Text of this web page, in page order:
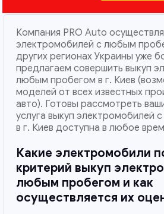
Компания PRO Auto
электромобилей с любым
других регионах Украины уже
предлагаем совершить выкуп
любым пробегом в г. Киев
моделей от всех известных
авто). Готовы рассмотреть
услуга выкуп электромобилей
в г. Киев доступна в любое
Какие электромобили
критерий выкуп
любым пробегом и как
осуществляется их